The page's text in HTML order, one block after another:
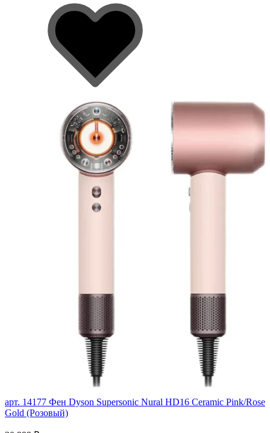
арт. 14177 Фен Dyson Supersonic Nural HD16 Ceramic Pink/Rose
Gold (Розовый)